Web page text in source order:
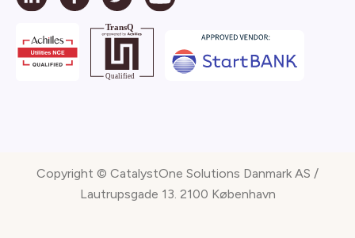
Copyright © CatalystOne Solutions Danmark AS /
Lautrupsgade 13. 2100 København